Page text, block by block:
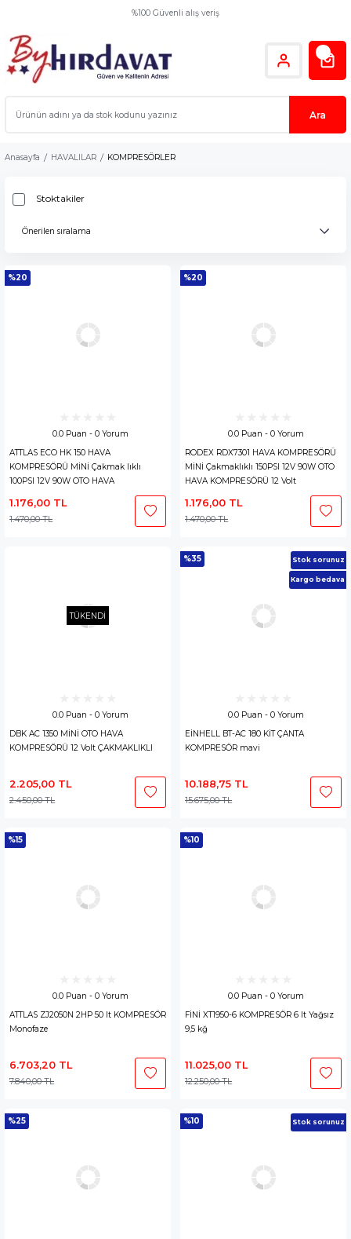
%100 Güvenli alış veriş
Ara
Anasayfa HAVALILAR KOMPRESÖRLER
Stoktakiler
%20
0.0 Puan - 0 Yorum
ATTLAS ECO HK 150 HAVA
KOMPRESÖRÜ MİNİ Çakmak lıklı
100PSI 12V 90W OTO HAVA
1.176,00 TL
1.470,00 TL
%20
0.0 Puan - 0 Yorum
RODEX RDX7301 HAVA KOMPRESÖRÜ
MİNİ Çakmaklıklı 150PSI 12V 90W OTO
HAVA KOMPRESÖRÜ 12 Volt
1.176,00 TL
1.470,00 TL
TÜKENDİ
0.0 Puan - 0 Yorum
DBK AC 1350 MİNİ OTO HAVA
KOMPRESÖRÜ 12 Volt ÇAKMAKLIKLI
2.205,00 TL
2.450,00 TL
%35 Stok sorunuz
Kargo bedava
0.0 Puan - 0 Yorum
EİNHELL BT-AC 180 KİT ÇANTA
KOMPRESÖR mavi
10.188,75 TL
15.675,00 TL
%15
0.0 Puan - 0 Yorum
ATTLAS ZJ2050N 2HP 50 lt KOMPRESÖR
Monofaze
6.703,20 TL
7.840,00 TL
%10
0.0 Puan - 0 Yorum
FİNİ XT1950-6 KOMPRESÖR 6 lt Yağsız
9,5 kğ
11.025,00 TL
12.250,00 TL
%25 %10 Stok sorunuz